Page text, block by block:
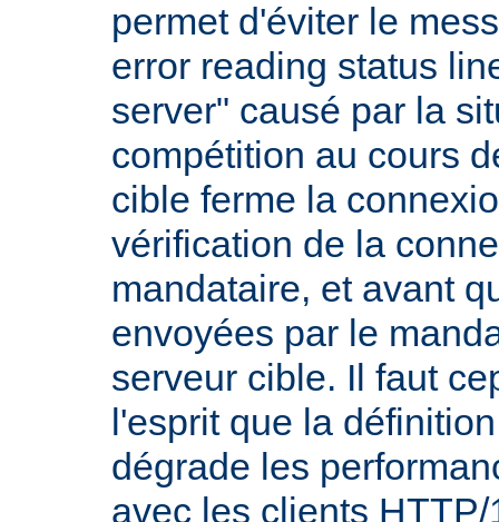
permet d'éviter le
error reading status
server" causé par la
compétition au cours
cible ferme la
vérification de la
mandataire, et avant
envoyées par le
serveur cible. Il faut
l'esprit que la
dégrade les
avec les clients HTTP/